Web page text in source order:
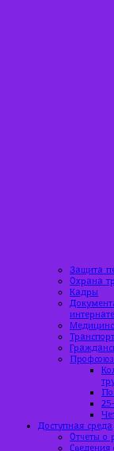
Защита
Охрана
Кадры
интернате
Доступная среда
Отчеты о